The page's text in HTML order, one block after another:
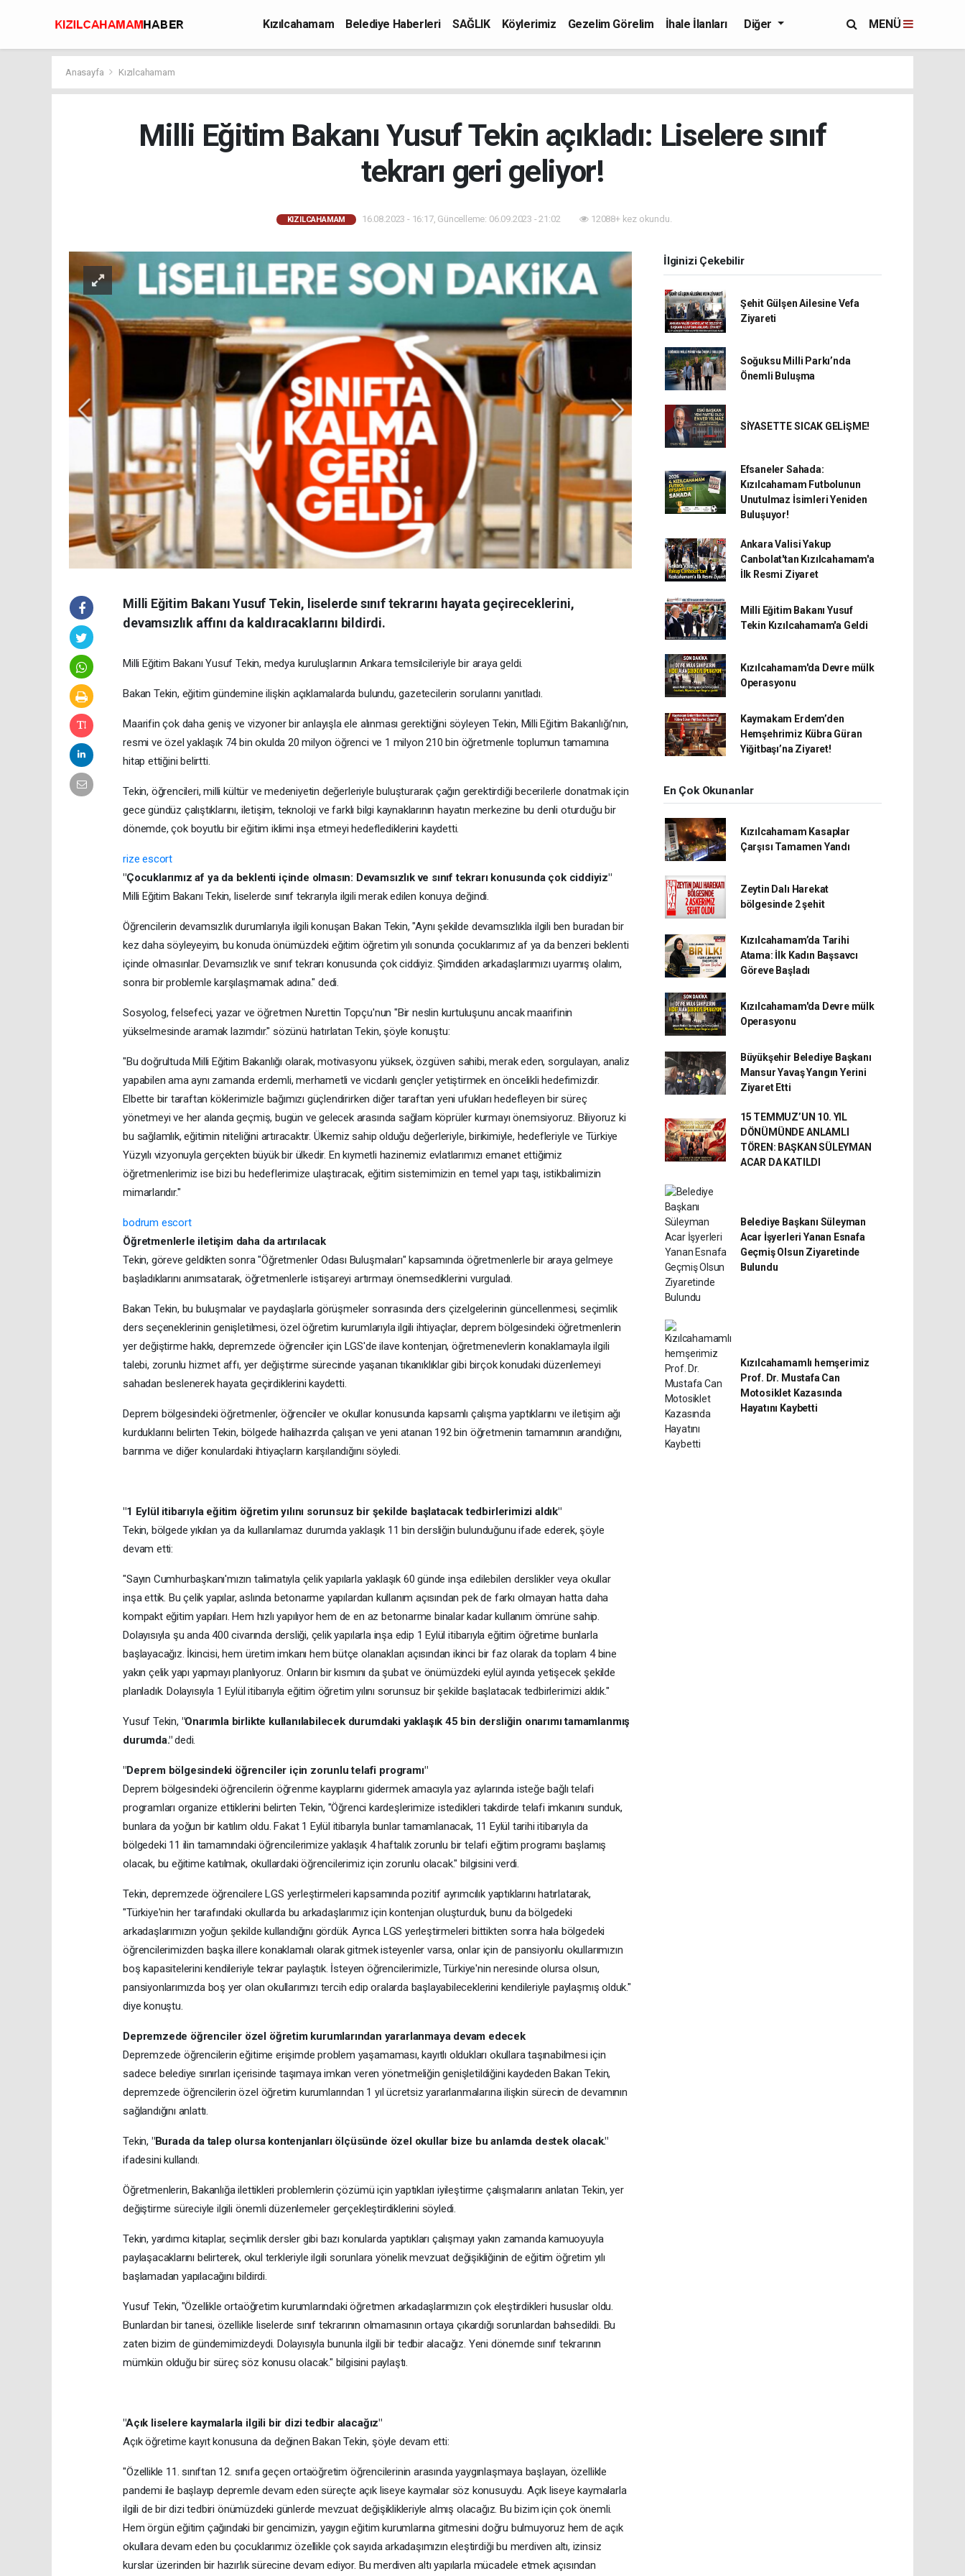
Kızılcahamam Belediye Haberleri SAĞLIK Köylerimiz Gezelim Görelim
İhale İlanları
Diğer MENÜ
Anasayfa Kızılcahamam
Milli Eğitim Bakanı Yusuf Tekin açıkladı: Liselere sınıf
tekrarı geri geliyor!
KIZILCAHAMAM 16.08.2023 - 16:17, Güncelleme: 06.09.2023 - 21:02 12088+ kez okundu.
Milli Eğitim Bakanı Yusuf Tekin, liselerde sınıf tekrarını hayata geçireceklerini,
devamsızlık affını da kaldıracaklarını bildirdi.
Milli Eğitim Bakanı Yusuf Tekin, medya kuruluşlarının Ankara temsilcileriyle bir araya geldi.
Bakan Tekin, eğitim gündemine ilişkin açıklamalarda bulundu, gazetecilerin sorularını yanıtladı.
Maarifin çok daha geniş ve vizyoner bir anlayışla ele alınması gerektiğini söyleyen Tekin, Milli Eğitim Bakanlığı'nın,
resmi ve özel yaklaşık 74 bin okulda 20 milyon öğrenci ve 1 milyon 210 bin öğretmenle toplumun tamamına
hitap ettiğini belirtti.
Tekin, öğrencileri, milli kültür ve medeniyetin değerleriyle buluşturarak çağın gerektirdiği becerilerle donatmak için
gece gündüz çalıştıklarını, iletişim, teknoloji ve farklı bilgi kaynaklarının hayatın merkezine bu denli oturduğu bir
dönemde, çok boyutlu bir eğitim iklimi inşa etmeyi hedeflediklerini kaydetti.
rize escort
"Çocuklarımız af ya da beklenti içinde olmasın: Devamsızlık ve sınıf tekrarı konusunda çok ciddiyiz"
Milli Eğitim Bakanı Tekin, liselerde sınıf tekrarıyla ilgili merak edilen konuya değindi.
Öğrencilerin devamsızlık durumlarıyla ilgili konuşan Bakan Tekin, "Aynı şekilde devamsızlıkla ilgili ben buradan bir
kez daha söyleyeyim, bu konuda önümüzdeki eğitim öğretim yılı sonunda çocuklarımız af ya da benzeri beklenti
içinde olmasınlar. Devamsızlık ve sınıf tekrarı konusunda çok ciddiyiz. Şimdiden arkadaşlarımızı uyarmış olalım,
sonra bir problemle karşılaşmamak adına." dedi.
Sosyolog, felsefeci, yazar ve öğretmen Nurettin Topçu'nun "Bir neslin kurtuluşunu ancak maarifinin
yükselmesinde aramak lazımdır." sözünü hatırlatan Tekin, şöyle konuştu:
"Bu doğrultuda Milli Eğitim Bakanlığı olarak, motivasyonu yüksek, özgüven sahibi, merak eden, sorgulayan, analiz
yapabilen ama aynı zamanda erdemli, merhametli ve vicdanlı gençler yetiştirmek en öncelikli hedefimizdir.
Elbette bir taraftan köklerimizle bağımızı güçlendirirken diğer taraftan yeni ufukları hedefleyen bir süreç
yönetmeyi ve her alanda geçmiş, bugün ve gelecek arasında sağlam köprüler kurmayı önemsiyoruz. Biliyoruz ki
bu sağlamlık, eğitimin niteliğini artıracaktır. Ülkemiz sahip olduğu değerleriyle, birikimiyle, hedefleriyle ve Türkiye
Yüzyılı vizyonuyla gerçekten büyük bir ülkedir. En kıymetli hazinemiz evlatlarımızı emanet ettiğimiz
öğretmenlerimiz ise bizi bu hedeflerimize ulaştıracak, eğitim sistemimizin en temel yapı taşı, istikbalimizin
mimarlarıdır."
bodrum escort
Öğretmenlerle iletişim daha da artırılacak
Tekin, göreve geldikten sonra "Öğretmenler Odası Buluşmaları" kapsamında öğretmenlerle bir araya gelmeye
başladıklarını anımsatarak, öğretmenlerle istişareyi artırmayı önemsediklerini vurguladı.
Bakan Tekin, bu buluşmalar ve paydaşlarla görüşmeler sonrasında ders çizelgelerinin güncellenmesi, seçimlik
ders seçeneklerinin genişletilmesi, özel öğretim kurumlarıyla ilgili ihtiyaçlar, deprem bölgesindeki öğretmenlerin
yer değiştirme hakkı, depremzede öğrenciler için LGS'de ilave kontenjan, öğretmenevlerin konaklamayla ilgili
talebi, zorunlu hizmet affı, yer değiştirme sürecinde yaşanan tıkanıklıklar gibi birçok konudaki düzenlemeyi
sahadan beslenerek hayata geçirdiklerini kaydetti.
Deprem bölgesindeki öğretmenler, öğrenciler ve okullar konusunda kapsamlı çalışma yaptıklarını ve iletişim ağı
kurduklarını belirten Tekin, bölgede halihazırda çalışan ve yeni atanan 192 bin öğretmenin tamamının arandığını,
barınma ve diğer konulardaki ihtiyaçların karşılandığını söyledi.
"1 Eylül itibarıyla eğitim öğretim yılını sorunsuz bir şekilde başlatacak tedbirlerimizi aldık"
Tekin, bölgede yıkılan ya da kullanılamaz durumda yaklaşık 11 bin dersliğin bulunduğunu ifade ederek, şöyle
devam etti:
"Sayın Cumhurbaşkanı'mızın talimatıyla çelik yapılarla yaklaşık 60 günde inşa edilebilen derslikler veya okullar
inşa ettik. Bu çelik yapılar, aslında betonarme yapılardan kullanım açısından pek de farkı olmayan hatta daha
kompakt eğitim yapıları. Hem hızlı yapılıyor hem de en az betonarme binalar kadar kullanım ömrüne sahip.
Dolayısıyla şu anda 400 civarında dersliği, çelik yapılarla inşa edip 1 Eylül itibarıyla eğitim öğretime bunlarla
başlayacağız. İkincisi, hem üretim imkanı hem bütçe olanakları açısından ikinci bir faz olarak da toplam 4 bine
yakın çelik yapı yapmayı planlıyoruz. Onların bir kısmını da şubat ve önümüzdeki eylül ayında yetişecek şekilde
planladık. Dolayısıyla 1 Eylül itibarıyla eğitim öğretim yılını sorunsuz bir şekilde başlatacak tedbirlerimizi aldık."
Yusuf Tekin, "Onarımla birlikte kullanılabilecek durumdaki yaklaşık 45 bin dersliğin onarımı tamamlanmış
durumda."dedi.
"Deprem bölgesindeki öğrenciler için zorunlu telafi programı"
Deprem bölgesindeki öğrencilerin öğrenme kayıplarını gidermek amacıyla yaz aylarında isteğe bağlı telafi
programları organize ettiklerini belirten Tekin, "Öğrenci kardeşlerimize istedikleri takdirde telafi imkanını sunduk,
bunlara da yoğun bir katılım oldu. Fakat 1 Eylül itibarıyla bunlar tamamlanacak, 11 Eylül tarihi itibarıyla da
bölgedeki 11 ilin tamamındaki öğrencilerimize yaklaşık 4 haftalık zorunlu bir telafi eğitim programı başlamış
olacak, bu eğitime katılmak, okullardaki öğrencilerimiz için zorunlu olacak." bilgisini verdi.
Tekin, depremzede öğrencilere LGS yerleştirmeleri kapsamında pozitif ayrımcılık yaptıklarını hatırlatarak,
"Türkiye'nin her tarafındaki okullarda bu arkadaşlarımız için kontenjan oluşturduk, bunu da bölgedeki
arkadaşlarımızın yoğun şekilde kullandığını gördük. Ayrıca LGS yerleştirmeleri bittikten sonra hala bölgedeki
öğrencilerimizden başka illere konaklamalı olarak gitmek isteyenler varsa, onlar için de pansiyonlu okullarımızın
boş kapasitelerini kendileriyle tekrar paylaştık. İsteyen öğrencilerimizle, Türkiye'nin neresinde olursa olsun,
pansiyonlarımızda boş yer olan okullarımızı tercih edip oralarda başlayabileceklerini kendileriyle paylaşmış olduk."
diye konuştu.
Depremzede öğrenciler özel öğretim kurumlarından yararlanmaya devam edecek
Depremzede öğrencilerin eğitime erişimde problem yaşamaması, kayıtlı oldukları okullara taşınabilmesi için
sadece belediye sınırları içerisinde taşımaya imkan veren yönetmeliğin genişletildiğini kaydeden Bakan Tekin,
depremzede öğrencilerin özel öğretim kurumlarından 1 yıl ücretsiz yararlanmalarına ilişkin sürecin de devamının
sağlandığını anlattı.
Tekin, "Burada da talep olursa kontenjanları ölçüsünde özel okullar bize bu anlamda destek olacak."
ifadesini kullandı.
Öğretmenlerin, Bakanlığa ilettikleri problemlerin çözümü için yaptıkları iyileştirme çalışmalarını anlatan Tekin, yer
değiştirme süreciyle ilgili önemli düzenlemeler gerçekleştirdiklerini söyledi.
Tekin, yardımcı kitaplar, seçimlik dersler gibi bazı konularda yaptıkları çalışmayı yakın zamanda kamuoyuyla
paylaşacaklarını belirterek, okul terkleriyle ilgili sorunlara yönelik mevzuat değişikliğinin de eğitim öğretim yılı
başlamadan yapılacağını bildirdi.
Yusuf Tekin, "Özellikle ortaöğretim kurumlarındaki öğretmen arkadaşlarımızın çok eleştirdikleri hususlar oldu.
Bunlardan bir tanesi, özellikle liselerde sınıf tekrarının olmamasının ortaya çıkardığı sorunlardan bahsedildi. Bu
zaten bizim de gündemimizdeydi. Dolayısıyla bununla ilgili bir tedbir alacağız. Yeni dönemde sınıf tekrarının
mümkün olduğu bir süreç söz konusu olacak." bilgisini paylaştı.
"Açık liselere kaymalarla ilgili bir dizi tedbir alacağız"
Açık öğretime kayıt konusuna da değinen Bakan Tekin, şöyle devam etti:
"Özellikle 11. sınıftan 12. sınıfa geçen ortaöğretim öğrencilerinin arasında yaygınlaşmaya başlayan, özellikle
pandemi ile başlayıp depremle devam eden süreçte açık liseye kaymalar söz konusuydu. Açık liseye kaymalarla
ilgili de bir dizi tedbiri önümüzdeki günlerde mevzuat değişiklikleriyle almış olacağız. Bu bizim için çok önemli.
Hem örgün eğitim çağındaki bir gencimizin, yaygın eğitim kurumlarına gitmesini doğru bulmuyoruz hem de açık
okullara devam eden bu çocuklarımız özellikle çok sayıda arkadaşımızın eleştirdiği bu merdiven altı, izinsiz
kurslar üzerinden bir hazırlık sürecine devam ediyor. Bu merdiven altı yapılarla mücadele etmek açısından
İlginizi Çekebilir
Şehit Gülşen Ailesine Vefa
Ziyareti
Soğuksu Milli Parkı’nda
Önemli Buluşma
SİYASETTE SICAK GELİŞME!
Efsaneler Sahada:
Kızılcahamam Futbolunun
Unutulmaz İsimleri Yeniden
Buluşuyor!
Ankara Valisi Yakup
Canbolat'tan Kızılcahamam'a
İlk Resmi Ziyaret
Milli Eğitim Bakanı Yusuf
Tekin Kızılcahamam'a Geldi
Kızılcahamam'da Devre mülk
Operasyonu
Kaymakam Erdem’den
Hemşehrimiz Kübra Güran
Yiğitbaşı’na Ziyaret!
En Çok Okunanlar
Kızılcahamam Kasaplar
Çarşısı Tamamen Yandı
Zeytin Dalı Harekat
bölgesinde 2 şehit
Kızılcahamam’da Tarihi
Atama: İlk Kadın Başsavcı
Göreve Başladı
Kızılcahamam'da Devre mülk
Operasyonu
Büyükşehir Belediye Başkanı
Mansur Yavaş Yangın Yerini
Ziyaret Etti
15 TEMMUZ’UN 10. YIL
DÖNÜMÜNDE ANLAMLI
TÖREN: BAŞKAN SÜLEYMAN
ACAR DA KATILDI
Belediye Başkanı Süleyman
Acar İşyerleri Yanan Esnafa
Geçmiş Olsun Ziyaretinde
Bulundu
Kızılcahamamlı hemşerimiz
Prof. Dr. Mustafa Can
Motosiklet Kazasında
Hayatını Kaybetti